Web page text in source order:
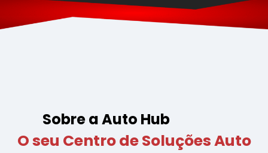
Sobre a Auto Hub
O seu Centro de Soluções Auto